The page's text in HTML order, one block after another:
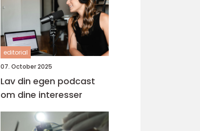
editorial
07. October 2025
Lav din egen podcast
om dine interesser